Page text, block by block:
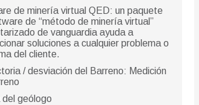
de minería virtual QED: un paquete
de “método de minería virtual”
de vanguardia ayuda a
soluciones a cualquier problema o
del cliente.
/ desviación del Barreno: Medición
del geólogo